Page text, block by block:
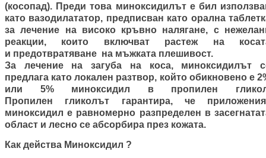
(косопад). Преди това миноксидилът е бил
като вазодилататор, предписван като орална
за лечение на високо кръвно налягане, с
реакции, които включват растеж на
и предотвратяване на мъжката плешивост.
За лечение на загуба на коса, миноксидилът
предлага като локален разтвор, който обикновено е
или 5% миноксидил в пропилен
Пропилен гликолът гарантира, че
миноксидил е равномерно разпределен в
област и лесно се абсорбира през кожата.
Как действа Миноксидил ?